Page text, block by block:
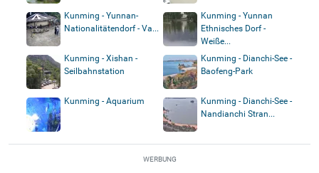
Kunming - Yunnan-
Nationalitätendorf - Va...
Kunming - Yunnan
Ethnisches Dorf -
Weiße...
Kunming - Xishan -
Seilbahnstation
Kunming - Dianchi-See -
Baofeng-Park
Kunming - Aquarium
Kunming - Dianchi-See -
Nandianchi Stran...
WERBUNG